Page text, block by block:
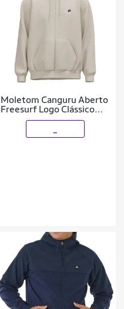
Moletom Canguru Aberto
Freesurf Logo Clássico